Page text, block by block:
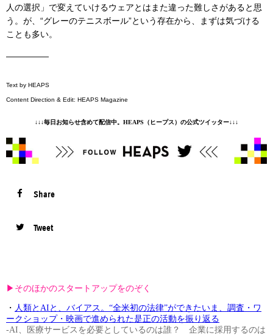
人の選択」で変えていけるウェアとはまた違った難しさがあると思
う。が、“グレーのテニスボール”という存在から、まずは気づける
ことも多い。
—————
Text by HEAPS
Content Direction & Edit: HEAPS Magazine
↓↓↓毎日お知らせ含めて配信中。HEAPS（ヒープス）の公式ツイッター↓↓↓
Share
Tweet
▶︎そのほかのスタートアップをのぞく
・ 人類とAIと、バイアス。“全米初の法律”ができたいま、調査・ワ
ークショップ・映画で進められた是正の活動を振り返る
-AI、医療サービスを必要としているのは誰？ 企業に採用するのは